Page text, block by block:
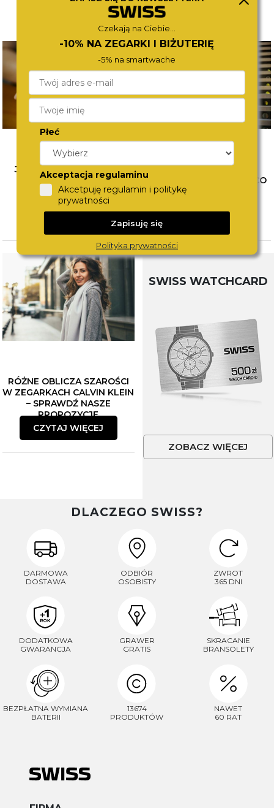
JAK ŁĄCZYĆ BIŻUTERIĘ?
POZNAJ SPOSOBY NA
MODNE STYLIZACJE
CZYTAJ WIĘCEJ
WYBÓR PIERWSZEGO
ZEGARKA DLA DZIECKA. CO
WZIĄĆ POD UWAGĘ?
CZYTAJ WIĘCEJ
RÓŻNE OBLICZA SZAROŚCI
W ZEGARKACH CALVIN KLEIN
– SPRAWDŹ NASZE
PROPOZYCJE
CZYTAJ WIĘCEJ
SWISS WATCHCARD
ZOBACZ WIĘCEJ
DLACZEGO SWISS?
DARMOWA
DOSTAWA
ODBIÓR
OSOBISTY
ZWROT
365 DNI
DODATKOWA
GWARANCJA
GRAWER
GRATIS
SKRACANIE
BRANSOLETY
BEZPŁATNA WYMIANA
BATERII
13674
PRODUKTÓW
NAWET
60 RAT
Czekają na Ciebie...
-10% NA ZEGARKI I BIŻUTERIĘ
-5% na smartwache
Płeć
Akceptacja regulaminu
Akcetpuję regulamin i politykę
prywatności
Zapisuję się
Polityka prywatności